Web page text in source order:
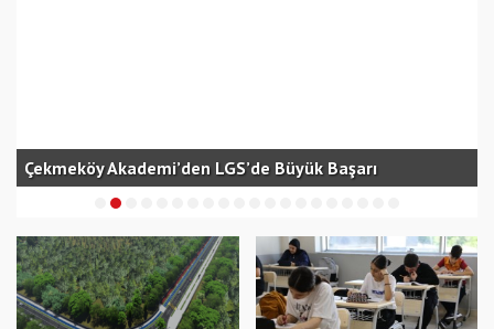
Çekmeköy Akademi’den LGS’de Büyük Başarı